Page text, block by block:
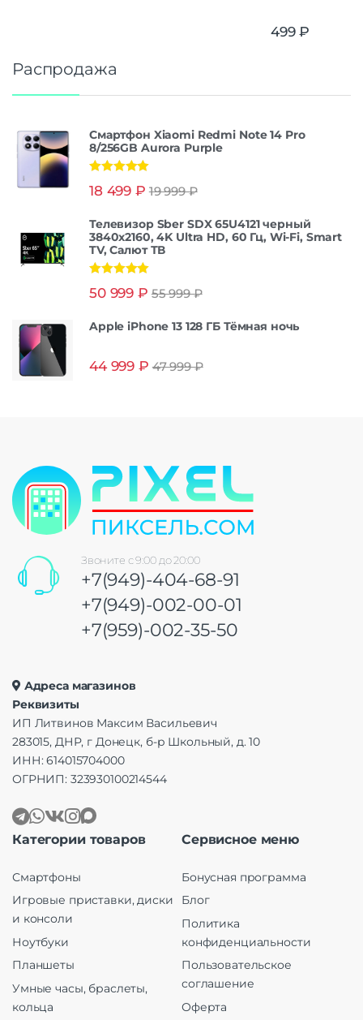
499₽
Распродажа
Смартфон Xiaomi Redmi Note 14 Pro
8/256GB Aurora Purple
из 5
18 499 ₽ 19 999₽
Телевизор Sber SDX 65U4121 черный
3840x2160, 4K Ultra HD, 60 Гц, Wi-Fi, Smart
TV, Салют ТВ
из 5
50 999 ₽ 55 999₽
Apple iPhone 13 128 ГБ Тёмная ночь
44 999 ₽ 47 999₽
Звоните с 9:00 до 20:00
+7(949)-404-68-91
+7(949)-002-00-01
+7(959)-002-35-50
Адреса магазинов
Реквизиты
ИП Литвинов Максим Васильевич
283015, ДНР, г Донецк, б-р Школьный, д. 10
ИНН: 614015704000
ОГРНИП: 323930100214544
Категории товаров
Смартфоны
Игровые приставки, диски
и консоли
Ноутбуки
Планшеты
Умные часы, браслеты,
кольца
Сервисное меню
Бонусная программа
Блог
Политика
конфиденциальности
Пользовательское
соглашение
Оферта